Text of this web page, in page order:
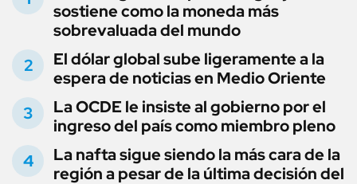
sostiene como la moneda más
sobrevaluada del mundo
El dólar global sube ligeramente a la
espera de noticias en Medio Oriente
La OCDE le insiste al gobierno por el
ingreso del país como miembro pleno
La nafta sigue siendo la más cara de la
región a pesar de la última decisión del